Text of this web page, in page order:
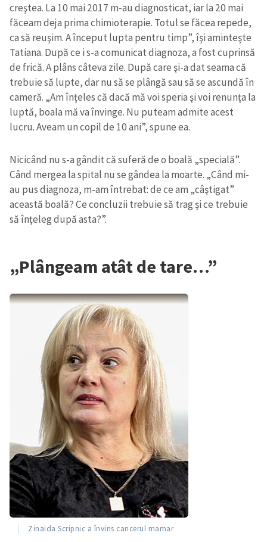
creştea. La 10 mai 2017 m-au diagnosticat, iar la 20 mai
făceam deja prima chimioterapie. Totul se făcea repede,
ca să reuşim. A început lupta pentru timp”, îşi aminteşte
Tatiana. După ce i s-a comunicat diagnoza, a fost cuprinsă
de frică. A plâns câteva zile. După care şi-a dat seama că
trebuie să lupte, dar nu să se plângă sau să se ascundă în
cameră. „Am înţeles că dacă mă voi speria şi voi renunţa la
luptă, boala mă va învinge. Nu puteam admite acest
lucru. Aveam un copil de 10 ani”, spune ea.
Nicicând nu s-a gândit că suferă de o boală „specială”.
Când mergea la spital nu se gândea la moarte. „Când mi-
au pus diagnoza, m-am întrebat: de ce am „câştigat”
această boală? Ce concluzii trebuie să trag şi ce trebuie
să înţeleg după asta?”.
„Plângeam atât de tare…”
Zinaida Scripnic a învins cancerul mamar